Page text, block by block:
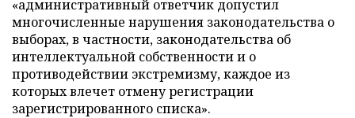
«административный ответчик допустил
многочисленные нарушения законодательства о
выборах, в частности, законодательства об
интеллектуальной собственности и о
противодействии экстремизму, каждое из
которых влечет отмену регистрации
зарегистрированного списка».